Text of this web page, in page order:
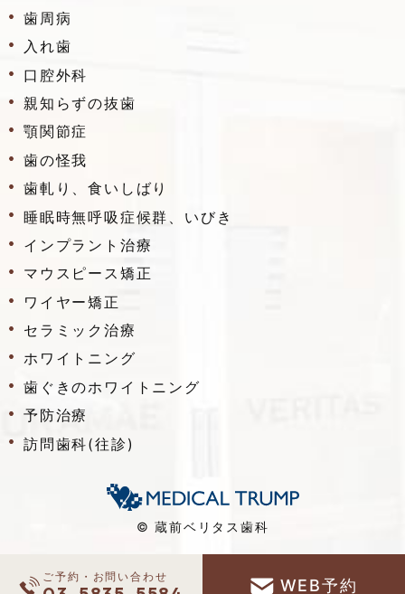
ご予約・お問い合わせ WEB予約
歯周病
入れ歯
口腔外科
親知らずの抜歯
顎関節症
歯の怪我
歯軋り、食いしばり
睡眠時無呼吸症候群、いびき
インプラント治療
マウスピース矯正
ワイヤー矯正
セラミック治療
ホワイトニング
歯ぐきのホワイトニング
予防治療
訪問歯科(往診)
© 蔵前ベリタス歯科